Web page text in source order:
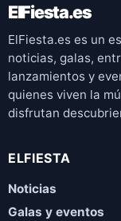
ElFiesta.es
ElFiesta.es es un
noticias, galas,
lanzamientos y
quienes viven la
disfrutan
ELFIESTA
Noticias
Galas y eventos